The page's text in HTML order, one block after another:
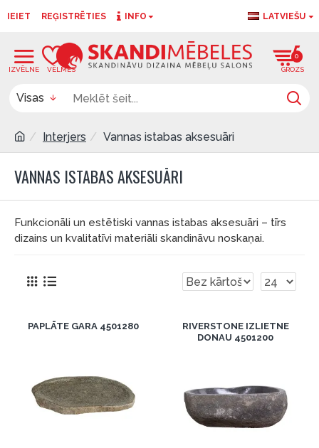
IEIET REĢISTRĒTIES INFO LATVIEŠU
0
Visas
Interjers Vannas istabas aksesuāri
VANNAS ISTABAS AKSESUĀRI
Funkcionāli un estētiski vannas istabas aksesuāri – tīrs
dizains un kvalitatīvi materiāli skandināvu noskaņai.
PAPLĀTE GARA 4501280
RIVERSTONE IZLIETNE
DONAU 4501200